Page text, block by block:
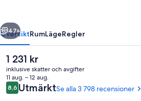
Nästa
47+
ÖversiktRumLägeRegler
Det
nuvarande
priset
är
1 231 kr
1 231 kr
inklusive skatter och avgifter
11 aug. – 12 aug.
Recensioner
8,68,6 av 10,
UtmärktSe alla 3 798 recensioner